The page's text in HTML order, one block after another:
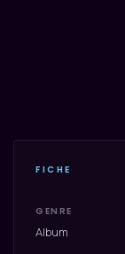
FICHE
GENRE
Album